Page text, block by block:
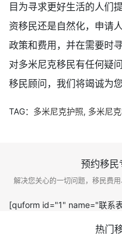
目为寻求更好生活的人们
资移民还是自然化，申请
政策和费用，并在需要时
对多米尼克移民有任何疑
移民顾问，我们将竭诚为
TAG： 多米尼克护照, 多米尼
预约移民
解决您关心的一切问题，移民费
[quform id="1" name="联系
热门